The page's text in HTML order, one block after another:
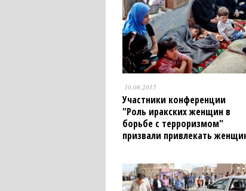
10.08.2015
Участники конференции
"Роль иракских женщин в
борьбе с терроризмом"
призвали привлекать